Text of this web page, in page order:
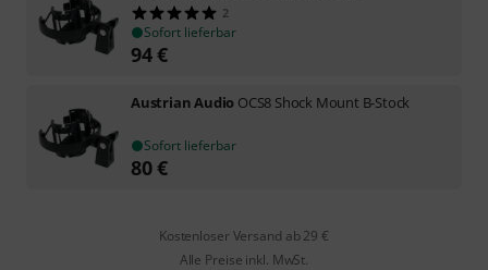
2
Sofort lieferbar
94€
Austrian Audio OCS8 Shock Mount B-Stock
Sofort lieferbar
80€
Kostenloser Versand ab 29 €
Alle Preise inkl. MwSt.